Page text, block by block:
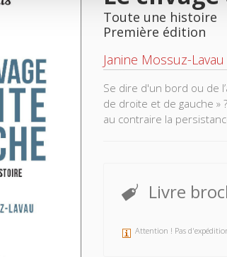
Toute une histoire
Première édition
Janine Mossuz-Lavau
Se dire d'un bord ou de
de droite et de gauche »
au contraire la
Livre
Attention ! Pas